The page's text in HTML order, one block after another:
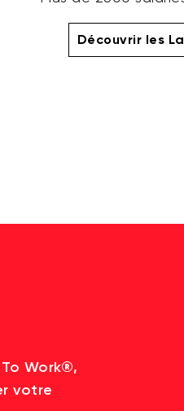
Découvrir les
Work®,
votre